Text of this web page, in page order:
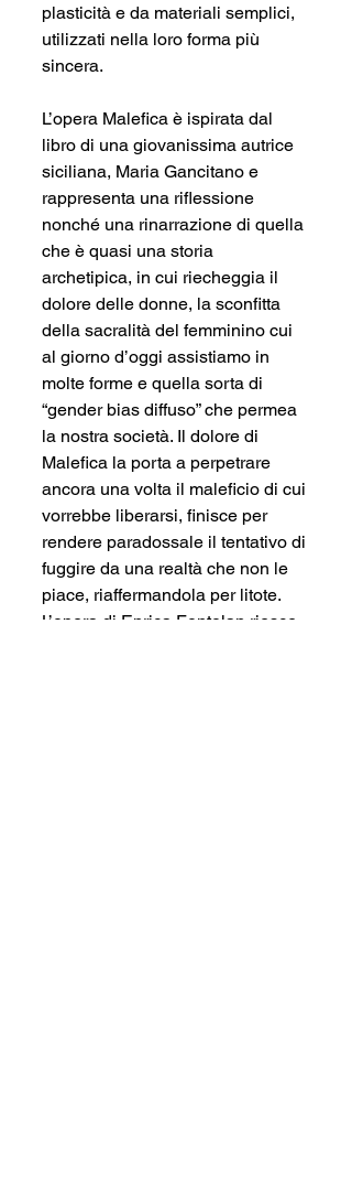
plasticità e da materiali semplici,
utilizzati nella loro forma più
sincera.
L’opera Malefica è ispirata dal
libro di una giovanissima autrice
siciliana, Maria Gancitano e
rappresenta una riflessione
nonché una rinarrazione di quella
che è quasi una storia
archetipica, in cui riecheggia il
dolore delle donne, la sconfitta
della sacralità del femminino cui
al giorno d’oggi assistiamo in
molte forme e quella sorta di
“gender bias diffuso” che permea
la nostra società. Il dolore di
Malefica la porta a perpetrare
ancora una volta il maleficio di cui
vorrebbe liberarsi, finisce per
rendere paradossale il tentativo di
fuggire da una realtà che non le
piace, riaffermandola per litote.
L’opera di Enrica Fontolan riesce